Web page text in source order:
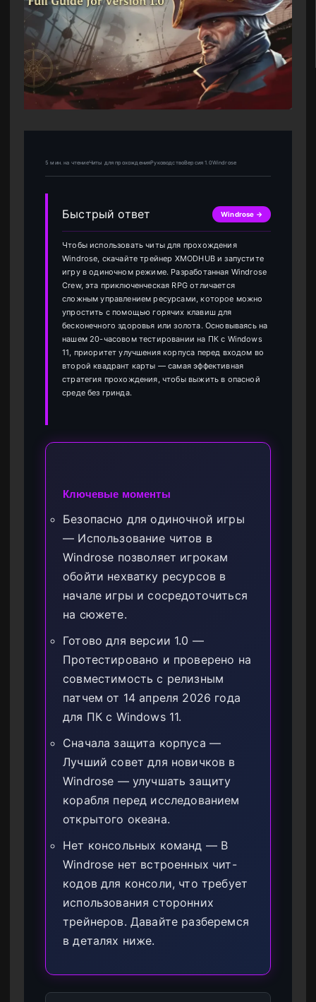
5 мин. на чтениеЧиты для прохожденияРуководствоВерсия 1.0Windrose
Быстрый ответ Windrose →
Чтобы использовать читы для прохождения
Windrose, скачайте трейнер XMODHUB и запустите
игру в одиночном режиме. Разработанная Windrose
Crew, эта приключенческая RPG отличается
сложным управлением ресурсами, которое можно
упростить с помощью горячих клавиш для
бесконечного здоровья или золота. Основываясь на
нашем 20-часовом тестировании на ПК с Windows
11, приоритет улучшения корпуса перед входом во
второй квадрант карты — самая эффективная
стратегия прохождения, чтобы выжить в опасной
среде без гринда.
Ключевые моменты
Безопасно для одиночной игры
— Использование читов в
Windrose позволяет игрокам
обойти нехватку ресурсов в
начале игры и сосредоточиться
на сюжете.
Готово для версии 1.0 —
Протестировано и проверено на
совместимость с релизным
патчем от 14 апреля 2026 года
для ПК с Windows 11.
Сначала защита корпуса —
Лучший совет для новичков в
Windrose — улучшать защиту
корабля перед исследованием
открытого океана.
Нет консольных команд — В
Windrose нет встроенных чит-
кодов для консоли, что требует
использования сторонних
трейнеров. Давайте разберемся
в деталях ниже.